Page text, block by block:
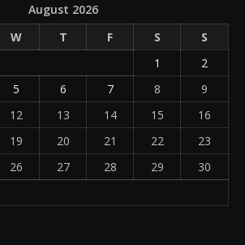
August 2026
W T F S
S
1
2
5 6 7 8
9
12 13 14 15
16
19 20 21 22
23
26 27 28 29
30